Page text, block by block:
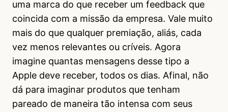
uma marca do que receber um feedback que
coincida com a missão da empresa. Vale muito
mais do que qualquer premiação, aliás, cada
vez menos relevantes ou críveis. Agora
imagine quantas mensagens desse tipo a
Apple deve receber, todos os dias. Afinal, não
dá para imaginar produtos que tenham
pareado de maneira tão intensa com seus